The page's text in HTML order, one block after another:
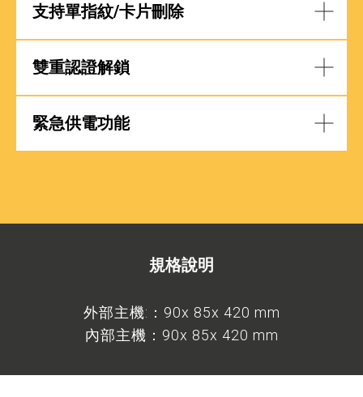
支持單指紋/卡片刪除
雙重認證解鎖
緊急供電功能
規格說明
外部主機:：90x 85x 420 mm
內部主機：90x 85x 420 mm